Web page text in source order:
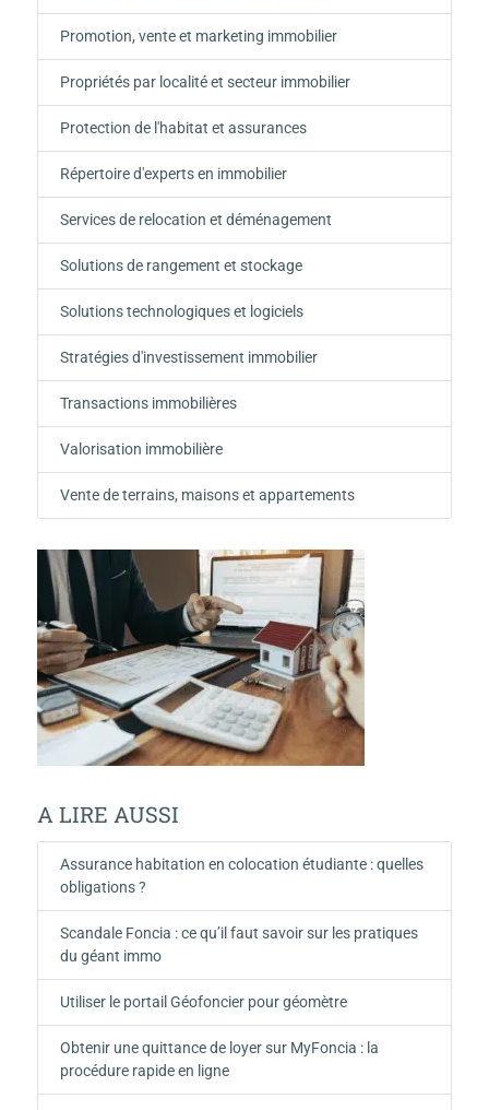
Promotion, vente et marketing immobilier
Propriétés par localité et secteur immobilier
Protection de l'habitat et assurances
Répertoire d'experts en immobilier
Services de relocation et déménagement
Solutions de rangement et stockage
Solutions technologiques et logiciels
Stratégies d'investissement immobilier
Transactions immobilières
Valorisation immobilière
Vente de terrains, maisons et appartements
A LIRE AUSSI
Assurance habitation en colocation étudiante : quelles
obligations ?
Scandale Foncia : ce qu’il faut savoir sur les pratiques
du géant immo
Utiliser le portail Géofoncier pour géomètre
Obtenir une quittance de loyer sur MyFoncia : la
procédure rapide en ligne